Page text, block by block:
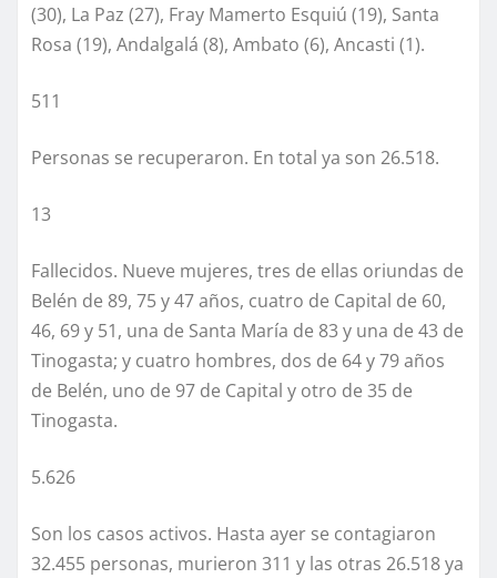
(30), La Paz (27), Fray Mamerto Esquiú (19), Santa
Rosa (19), Andalgalá (8), Ambato (6), Ancasti (1).
511
Personas se recuperaron. En total ya son 26.518.
13
Fallecidos. Nueve mujeres, tres de ellas oriundas de
Belén de 89, 75 y 47 años, cuatro de Capital de 60,
46, 69 y 51, una de Santa María de 83 y una de 43 de
Tinogasta; y cuatro hombres, dos de 64 y 79 años
de Belén, uno de 97 de Capital y otro de 35 de
Tinogasta.
5.626
Son los casos activos. Hasta ayer se contagiaron
32.455 personas, murieron 311 y las otras 26.518 ya